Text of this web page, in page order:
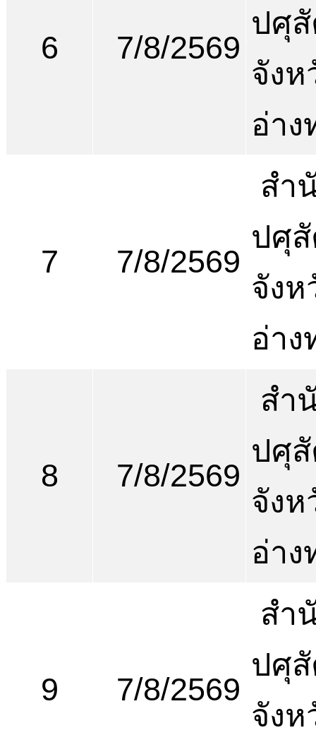
6 7/8/2569
ปศุ
จังห
อ่าง
7 7/8/2569
สำ
ปศุ
จังห
อ่าง
8 7/8/2569
สำ
ปศุ
จังห
อ่าง
9 7/8/2569
สำ
ปศุ
จังห